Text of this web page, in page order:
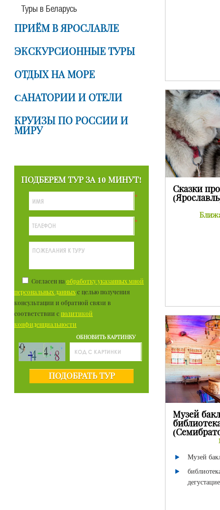
Туры в Беларусь
ПРИЁМ В ЯРОСЛАВЛЕ
ЭКСКУРСИОННЫЕ ТУРЫ
ОТДЫХ НА МОРЕ
CАНАТОРИИ И ОТЕЛИ
КРУИЗЫ ПО РОССИИ И
МИРУ
ПОДБЕРЕМ ТУР ЗА 10 МИНУТ!
*
*
Согласен на обработку указанных мной
персональных данных с целью получения
консультации и обратной связи в
соответствии с политикой
конфиденциальности
ОБНОВИТЬ КАРТИНКУ
ПОДОБРАТЬ ТУР
Сказки
Музей
Музей